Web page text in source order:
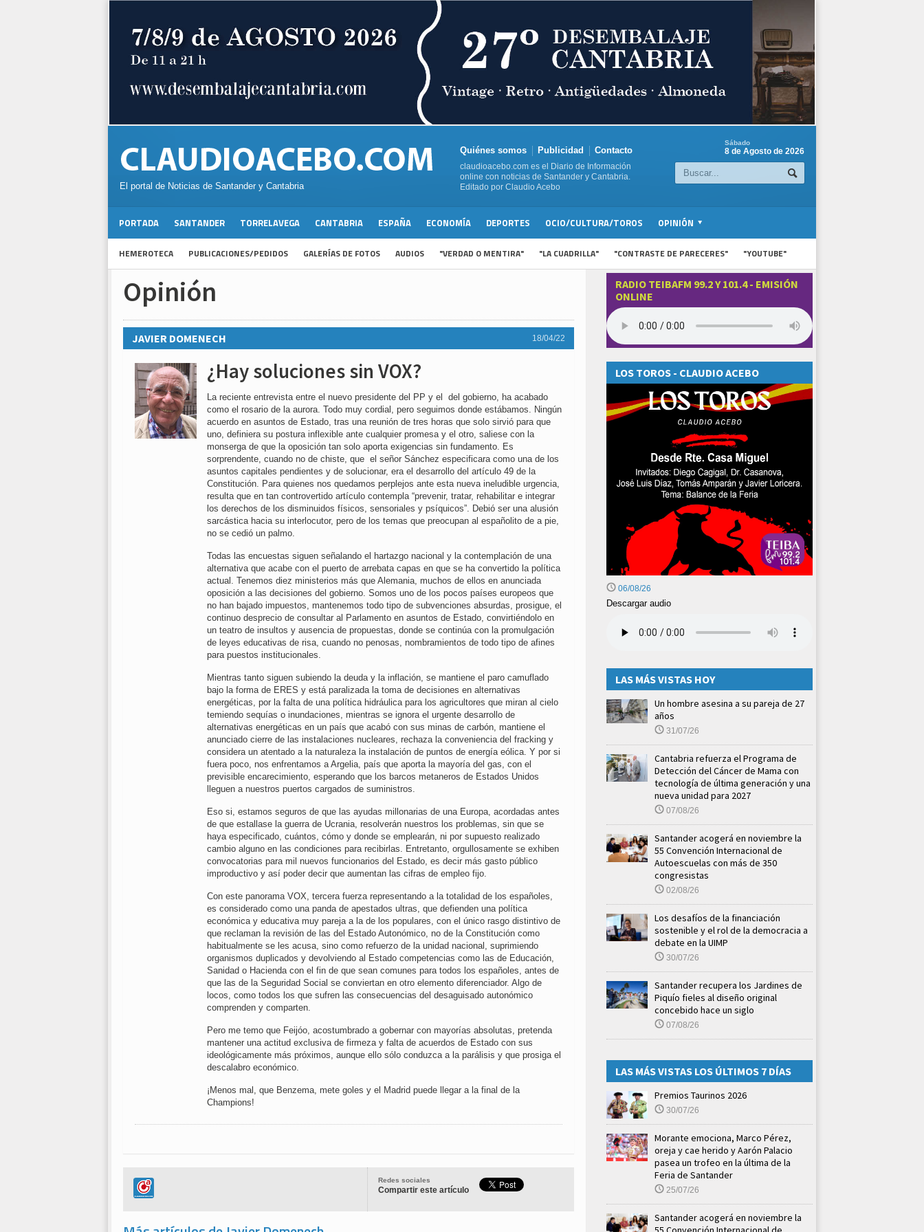
El portal de Noticias de Santander y Cantabria
Quiénes somos Publicidad Contacto
claudioacebo.com es el Diario de Información
online con noticias de Santander y Cantabria.
Editado por Claudio Acebo
Sábado
8 de Agosto de 2026
PORTADA SANTANDER TORRELAVEGA CANTABRIA ESPAÑA ECONOMÍA DEPORTES OCIO/CULTURA/TOROS OPINIÓN
HEMEROTECA PUBLICACIONES/PEDIDOS GALERÍAS DE FOTOS AUDIOS "VERDAD O MENTIRA" "LA CUADRILLA" "CONTRASTE DE PARECERES" "YOUTUBE"
Opinión
18/04/22
JAVIER DOMENECH
¿Hay soluciones sin VOX?
La reciente entrevista entre el nuevo presidente del PP y el del gobierno, ha acabado
como el rosario de la aurora. Todo muy cordial, pero seguimos donde estábamos. Ningún
acuerdo en asuntos de Estado, tras una reunión de tres horas que solo sirvió para que
uno, definiera su postura inflexible ante cualquier promesa y el otro, saliese con la
monserga de que la oposición tan solo aporta exigencias sin fundamento. Es
sorprendente, cuando no de chiste, que el señor Sánchez especificara como una de los
asuntos capitales pendientes y de solucionar, era el desarrollo del artículo 49 de la
Constitución. Para quienes nos quedamos perplejos ante esta nueva ineludible urgencia,
resulta que en tan controvertido artículo contempla “prevenir, tratar, rehabilitar e integrar
los derechos de los disminuidos físicos, sensoriales y psíquicos”. Debió ser una alusión
sarcástica hacia su interlocutor, pero de los temas que preocupan al españolito de a pie,
no se cedió un palmo.
Todas las encuestas siguen señalando el hartazgo nacional y la contemplación de una
alternativa que acabe con el puerto de arrebata capas en que se ha convertido la política
actual. Tenemos diez ministerios más que Alemania, muchos de ellos en anunciada
oposición a las decisiones del gobierno. Somos uno de los pocos países europeos que
no han bajado impuestos, mantenemos todo tipo de subvenciones absurdas, prosigue, el
continuo desprecio de consultar al Parlamento en asuntos de Estado, convirtiéndolo en
un teatro de insultos y ausencia de propuestas, donde se continúa con la promulgación
de leyes educativas de risa, cuando no penosas, nombramientos de todo tipo de afines
para puestos institucionales.
Mientras tanto siguen subiendo la deuda y la inflación, se mantiene el paro camuflado
bajo la forma de ERES y está paralizada la toma de decisiones en alternativas
energéticas, por la falta de una política hidráulica para los agricultores que miran al cielo
temiendo sequías o inundaciones, mientras se ignora el urgente desarrollo de
alternativas energéticas en un país que acabó con sus minas de carbón, mantiene el
anunciado cierre de las instalaciones nucleares, rechaza la conveniencia del fracking y
considera un atentado a la naturaleza la instalación de puntos de energía eólica. Y por si
fuera poco, nos enfrentamos a Argelia, país que aporta la mayoría del gas, con el
previsible encarecimiento, esperando que los barcos metaneros de Estados Unidos
lleguen a nuestros puertos cargados de suministros.
Eso si, estamos seguros de que las ayudas millonarias de una Europa, acordadas antes
de que estallase la guerra de Ucrania, resolverán nuestros los problemas, sin que se
haya especificado, cuántos, cómo y donde se emplearán, ni por supuesto realizado
cambio alguno en las condiciones para recibirlas. Entretanto, orgullosamente se exhiben
convocatorias para mil nuevos funcionarios del Estado, es decir más gasto público
improductivo y así poder decir que aumentan las cifras de empleo fijo.
Con este panorama VOX, tercera fuerza representando a la totalidad de los españoles,
es considerado como una panda de apestados ultras, que defienden una política
económica y educativa muy pareja a la de los populares, con el único rasgo distintivo de
que reclaman la revisión de las del Estado Autonómico, no de la Constitución como
habitualmente se les acusa, sino como refuerzo de la unidad nacional, suprimiendo
organismos duplicados y devolviendo al Estado competencias como las de Educación,
Sanidad o Hacienda con el fin de que sean comunes para todos los españoles, antes de
que las de la Seguridad Social se conviertan en otro elemento diferenciador. Algo de
locos, como todos los que sufren las consecuencias del desaguisado autonómico
comprenden y comparten.
Pero me temo que Feijóo, acostumbrado a gobernar con mayorías absolutas, pretenda
mantener una actitud exclusiva de firmeza y falta de acuerdos de Estado con sus
ideológicamente más próximos, aunque ello sólo conduzca a la parálisis y que prosiga el
descalabro económico.
¡Menos mal, que Benzema, mete goles y el Madrid puede llegar a la final de la
Champions!
Redes sociales
Compartir este artículo
RADIO TEIBAFM 99.2 Y 101.4 - EMISIÓN
ONLINE
LOS TOROS - CLAUDIO ACEBO
06/08/26
Descargar audio
LAS MÁS VISTAS HOY
Un hombre asesina a su pareja de 27
años
31/07/26
Cantabria refuerza el Programa de
Detección del Cáncer de Mama con
tecnología de última generación y una
nueva unidad para 2027
07/08/26
Santander acogerá en noviembre la
55 Convención Internacional de
Autoescuelas con más de 350
congresistas
02/08/26
Los desafíos de la financiación
sostenible y el rol de la democracia a
debate en la UIMP
30/07/26
Santander recupera los Jardines de
Piquío fieles al diseño original
concebido hace un siglo
07/08/26
LAS MÁS VISTAS LOS ÚLTIMOS 7 DÍAS
Premios Taurinos 2026
30/07/26
Morante emociona, Marco Pérez,
oreja y cae herido y Aarón Palacio
pasea un trofeo en la última de la
Feria de Santander
25/07/26
Santander acogerá en noviembre la